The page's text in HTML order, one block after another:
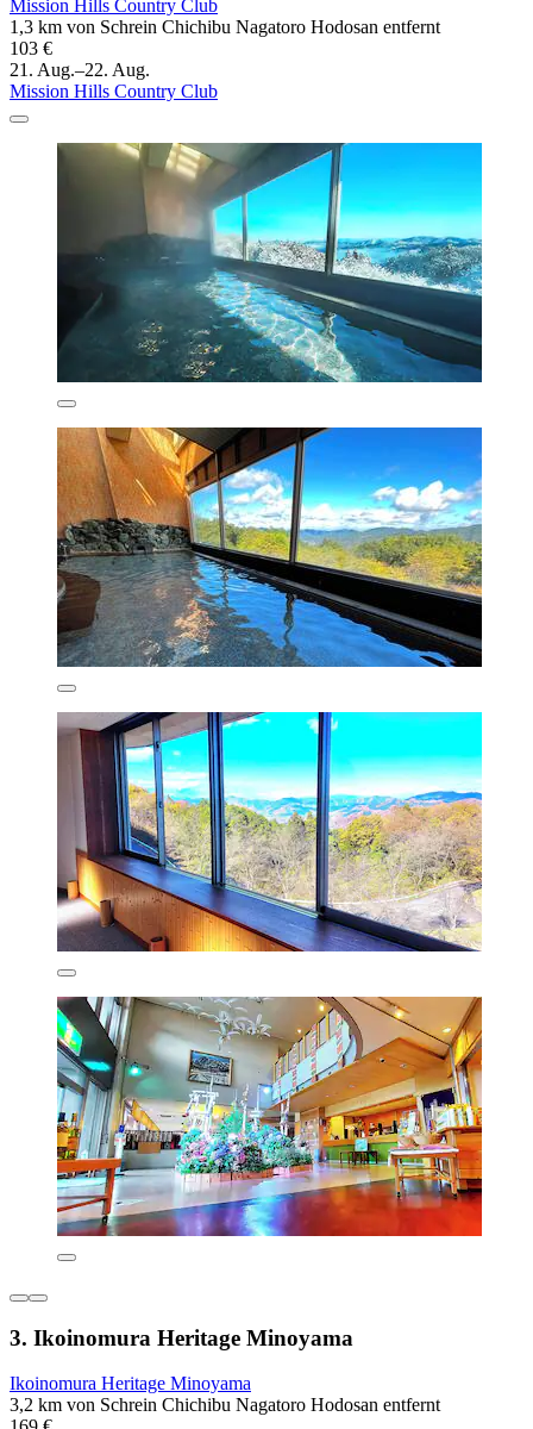
Mission Hills Country Club
1,3 km von Schrein Chichibu Nagatoro Hodosan entfernt
103 €
21. Aug.–22. Aug.
Mission Hills Country Club
3. Ikoinomura Heritage Minoyama
Ikoinomura Heritage Minoyama
3,2 km von Schrein Chichibu Nagatoro Hodosan entfernt